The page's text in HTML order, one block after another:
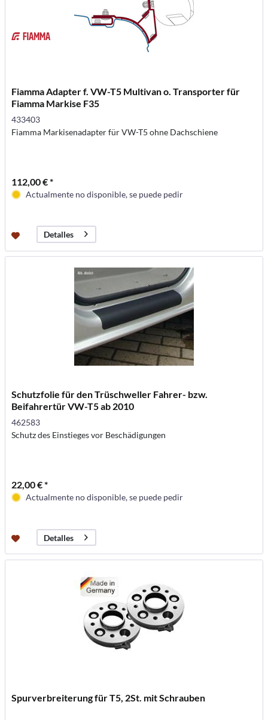
Fiamma Adapter f. VW-T5 Multivan o. Transporter für
Fiamma Markise F35
433403
Fiamma Markisenadapter für VW-T5 ohne Dachschiene
112,00 € *
Actualmente no disponible, se puede pedir
Detalles
Schutzfolie für den Trüschweller Fahrer- bzw.
Beifahrertür VW-T5 ab 2010
462583
Schutz des Einstieges vor Beschädigungen
22,00 € *
Actualmente no disponible, se puede pedir
Detalles
Spurverbreiterung für T5, 2St. mit Schrauben